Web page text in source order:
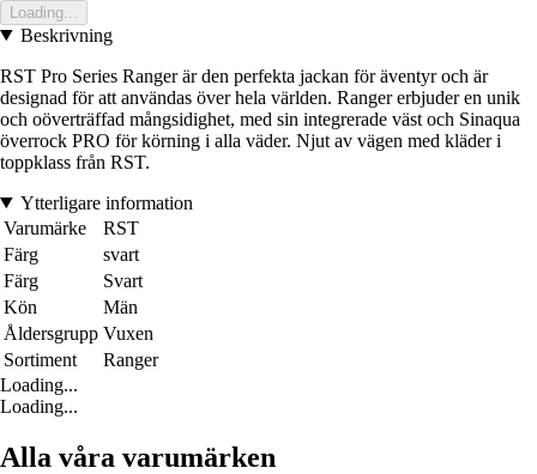
Loading...
Beskrivning
RST Pro Series Ranger är den perfekta jackan för äventyr och är
designad för att användas över hela världen. Ranger erbjuder en unik
och oöverträffad mångsidighet, med sin integrerade väst och Sinaqua
överrock PRO för körning i alla väder. Njut av vägen med kläder i
toppklass från RST.
Ytterligare information
Varumärke
RST
Färg
svart
Färg
Svart
Kön
Män
Åldersgrupp Vuxen
Sortiment
Ranger
Loading...
Loading...
Alla våra varumärken